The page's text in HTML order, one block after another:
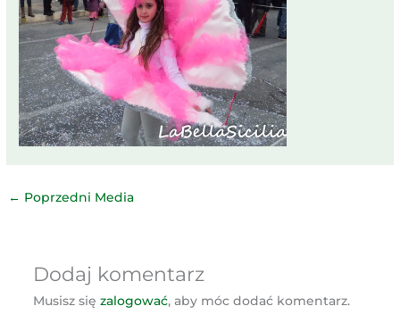
← Poprzedni Media
Dodaj komentarz
Musisz się zalogować, aby móc dodać komentarz.